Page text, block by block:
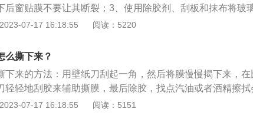
后窗贴膜不要让其断裂；3、使用除胶剂、刮板和抹布将玻
；4、撕下后窗贴膜后，通风暴晒祛除异味即可。汽车后窗
波、长波能穿透很厚的玻璃，贴上隔热膜能隔断大部分紫外
，减缓汽车内饰老化。
07-17 16:18:55 阅读：5220
么撕下来？
下来的方法：用壁纸刀刮起一角，然后将膜慢慢揭下来，在
轻轻地刮胶来辅助撕膜，最后除胶，找点汽油或者酒精擦
的拆除比较费劲，最终撕下的效果也不会太理想，建议车主
07-17 16:18:55 阅读：5151